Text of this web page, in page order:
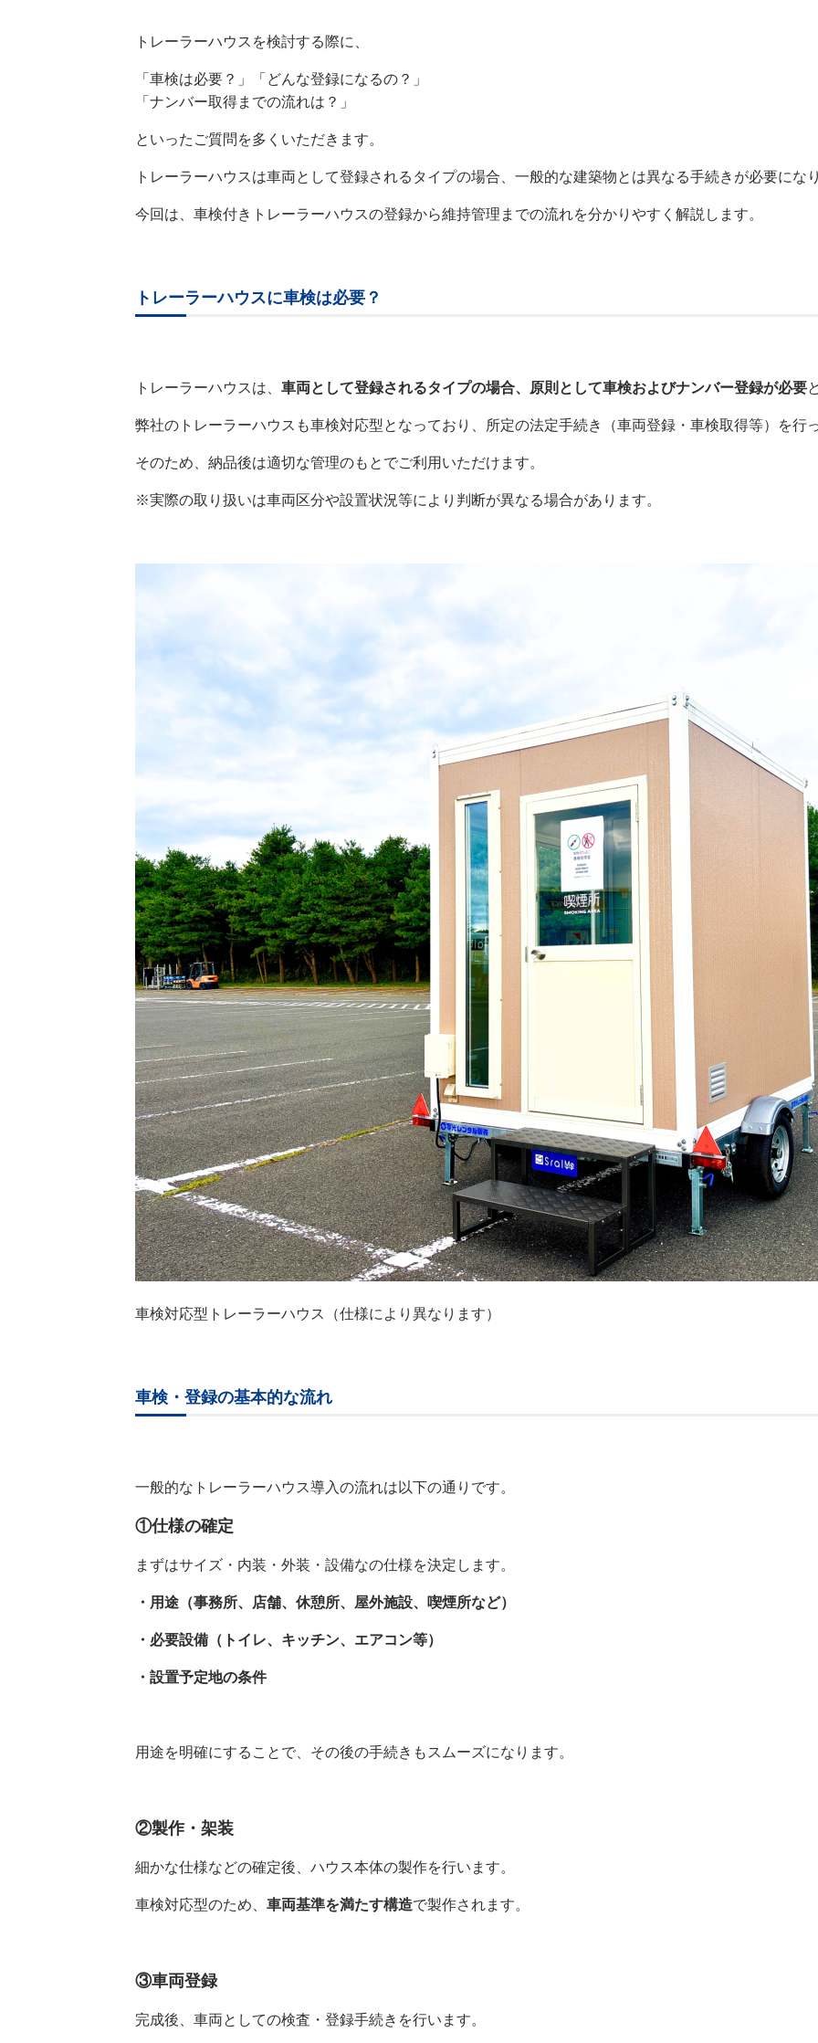
トレーラーハウスを検討する際に、
「車検は必要？」「どんな登録になるの？」
「ナンバー取得までの流れは？」
といったご質問を多くいただきます。
トレーラーハウスは車両として登録されるタイプの場合、一般的な建築物とは異なる手続きが必要になり
今回は、車検付きトレーラーハウスの登録から維持管理までの流れを分かりやすく解説します。
トレーラーハウスに車検は必要？
トレーラーハウスは、 車両として登録されるタイプの場合、原則として車検およびナンバー登録が必要
弊社のトレーラーハウスも車検対応型となっており、所定の法定手続き（車両登録・車検取得等）を行
そのため、納品後は適切な管理のもとでご利用いただけます。
※実際の取り扱いは車両区分や設置状況等により判断が異なる場合があります。
車検対応型トレーラーハウス（仕様により異なります）
車検・登録の基本的な流れ
一般的なトレーラーハウス導入の流れは以下の通りです。
①仕様の確定
まずはサイズ・内装・外装・設備なの仕様を決定します。
・用途（事務所、店舗、休憩所、屋外施設、喫煙所など）
・必要設備（トイレ、キッチン、エアコン等）
・設置予定地の条件
用途を明確にすることで、その後の手続きもスムーズになります。
②製作・架装
細かな仕様などの確定後、ハウス本体の製作を行います。
車検対応型のため、 車両基準を満たす構造で製作されます。
③車両登録
完成後、車両としての検査・登録手続きを行います。